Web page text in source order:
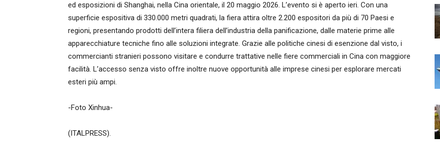
ed esposizioni di Shanghai, nella Cina orientale, il 20 maggio 2026. L’evento si è aperto ieri. Con una
superficie espositiva di 330.000 metri quadrati, la fiera attira oltre 2.200 espositori da più di 70 Paesi e
regioni, presentando prodotti dell’intera filiera dell’industria della panificazione, dalle materie prime alle
apparecchiature tecniche fino alle soluzioni integrate. Grazie alle politiche cinesi di esenzione dal visto, i
commercianti stranieri possono visitare e condurre trattative nelle fiere commerciali in Cina con maggiore
facilità. L’accesso senza visto offre inoltre nuove opportunità alle imprese cinesi per esplorare mercati
esteri più ampi.
-Foto Xinhua-
(ITALPRESS).